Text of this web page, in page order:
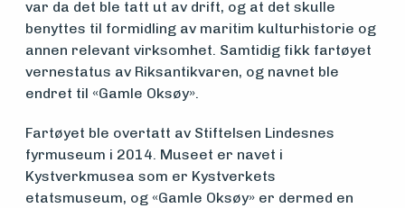
Arrangementer
var da det ble tatt ut av drift, og at det skulle
benyttes til formidling av maritim kulturhistorie og
annen relevant virksomhet. Samtidig fikk fartøyet
vernestatus av Riksantikvaren, og navnet ble
endret til «Gamle Oksøy».
Fartøyet ble overtatt av Stiftelsen Lindesnes
fyrmuseum i 2014. Museet er navet i
Kystverkmusea som er Kystverkets
etatsmuseum, og «Gamle Oksøy» er dermed en